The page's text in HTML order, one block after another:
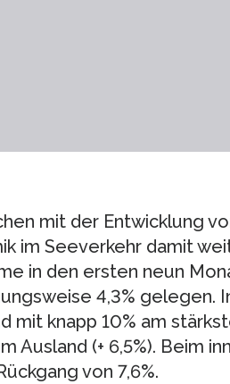
mit der Entwicklung
im Seeverkehr damit
in den ersten neun
4,3% gelegen.
mit knapp 10% am
Ausland (+ 6,5%). Beim
von 7,6%.